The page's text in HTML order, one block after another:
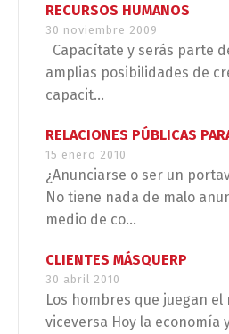
RECURSOS HUMANOS
30 noviembre 2009
Capacítate y serás parte
amplias posibilidades de
capacit...
RELACIONES PÚBLICAS
15 enero 2010
¿Anunciarse o ser un
No tiene nada de malo
medio de co...
CLIENTES MÁSQUERP
30 abril 2010
Los hombres que juegan
viceversa Hoy la economía